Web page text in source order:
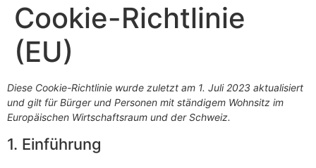
Cookie-Richtlinie
(EU)
Diese Cookie-Richtlinie wurde zuletzt am 1. Juli 2023 aktualisiert
und gilt für Bürger und Personen mit ständigem Wohnsitz im
Europäischen Wirtschaftsraum und der Schweiz.
1. Einführung